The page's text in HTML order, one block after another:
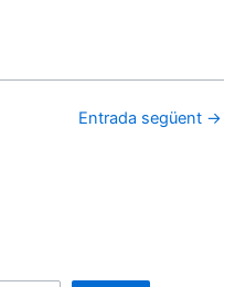
Entrada següent →